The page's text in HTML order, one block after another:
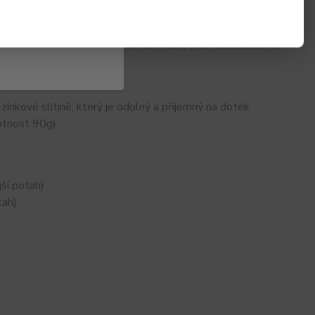
i když baterie klesá, výkon zůstává stabilní. Výsledek?
(horní plnění) si užijete maximálně prokreslenou chuť
slitině, který je odolný a příjemný na dotek.
90g).
potah)